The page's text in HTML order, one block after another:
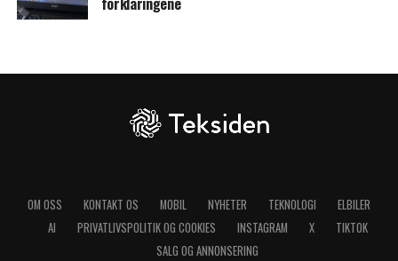
OM OSS KONTAKT OS MOBIL NYHETER TEKNOLOGI
ELBILER
AI
PRIVATLIVSPOLITIK OG COOKIES INSTAGRAM X
TIKTOK
SALG OG ANNONSERING